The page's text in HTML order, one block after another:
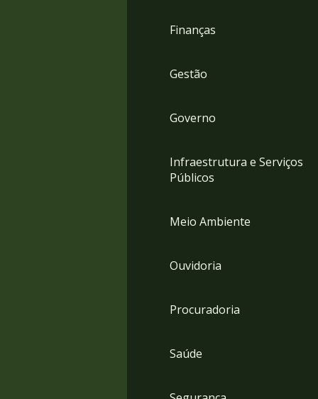
Finanças
Gestão
Governo
Infraestrutura e Serviços
Públicos
Meio Ambiente
Ouvidoria
Procuradoria
Saúde